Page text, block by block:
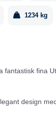
1234 kg
fantastisk fina
design